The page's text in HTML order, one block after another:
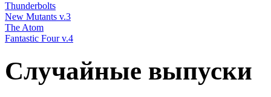
Thunderbolts
New Mutants v.3
The Atom
Fantastic Four v.4
Случайные выпуски